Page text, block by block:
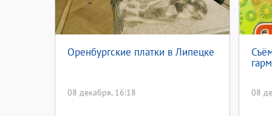
Оренбургские платки в Липецке
08 декабря, 16:18 08